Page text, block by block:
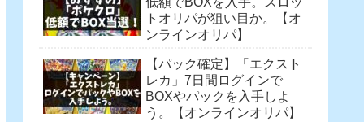
トオリパが狙い目か。【オ
ンラインオリパ】
【パック確定】「エクスト
レカ」7日間ログインで
BOXやパックを入手しよ
う。【オンラインオリパ】